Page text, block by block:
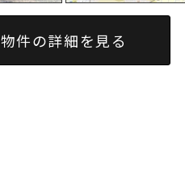
物件の詳細を見る